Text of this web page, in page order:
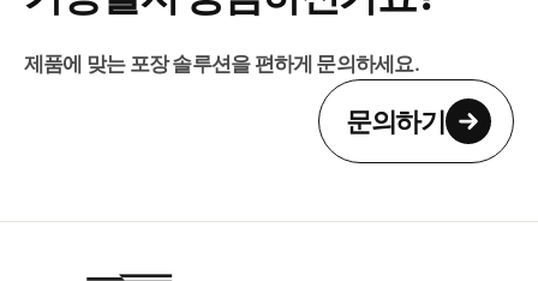
제품에 맞는 포장 솔루션을 편하게 문의하세요.
문의하기